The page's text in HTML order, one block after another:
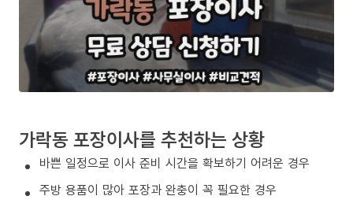
가락동 포장이사를 추천하는 상황
바쁜 일정으로 이사 준비 시간을 확보하기 어려운 경우
주방 용품이 많아 포장과 완충이 꼭 필요한 경우